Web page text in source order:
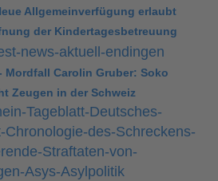
Allgemeinverfügung erlaubt
der Kindertagesbetreuung
Mordfall Carolin Gruber: Soko
Zeugen in der Schweiz